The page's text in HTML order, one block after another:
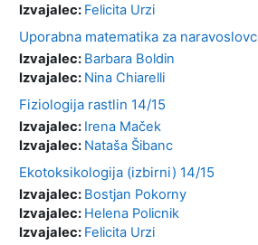
Izvajalec: Felicita Urzi
Uporabna matematika za
Izvajalec: Barbara Boldin
Izvajalec: Nina Chiarelli
Fiziologija rastlin 14/15
Izvajalec: Irena Maček
Izvajalec: Nataša Šibanc
Ekotoksikologija (izbirni) 14/15
Izvajalec: Bostjan Pokorny
Izvajalec: Helena Policnik
Izvajalec: Felicita Urzi